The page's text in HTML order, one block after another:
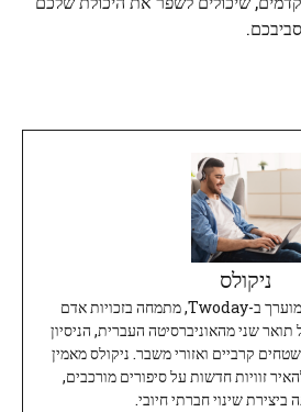
ניקולס
ניקולס, עיתונאי ותיק ומוערך ב-Twoday, מתמחה בזכויות אדם
תואר שני מהאוניברסיטה העברית, הניסיון
קרביים ואזורי משבר. ניקולס מאמין
זוויות חדשות על סיפורים מורכבים,
ביצירת שינוי חברתי חיובי.